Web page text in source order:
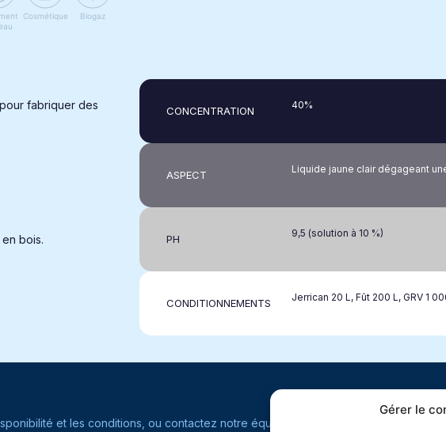
Gérer le
Cosmétique Biogaz
fabriquer des
bois.
CONCENTRATION 40%
ASPECT Liquide jaune clair dégageant
PH 9,5 (solution à 10 %)
CONDITIONNEMENTS Jerrican 20 L, Fût 200 L, GRV 1
et les conditions, ou contactez notre équipe commerciale.